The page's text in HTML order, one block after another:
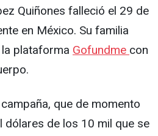
Quiñones falleció el 29 de
en México. Su familia
plataforma Gofundme con
que de momento
dólares de los 10 mil que se